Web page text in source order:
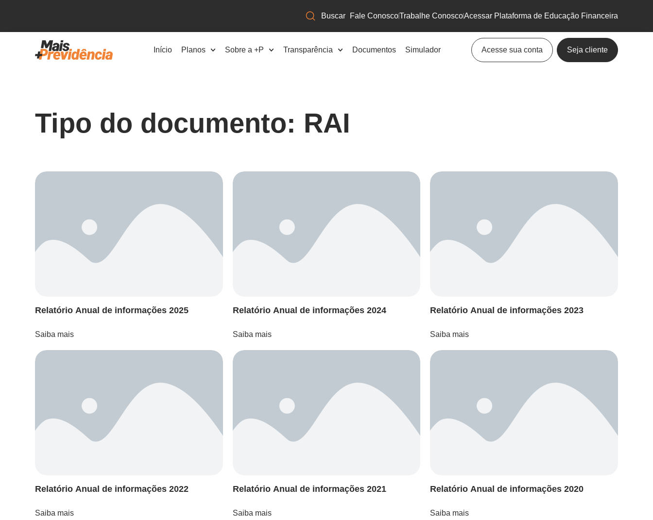
Fale ConoscoTrabalhe ConoscoAcessar Plataforma de Educação Financeira
Início Planos Sobre a +P Transparência Documentos Simulador Acesse sua conta Seja cliente
Tipo do documento: RAI
Relatório Anual de informações 2025
Saiba mais
Relatório Anual de informações 2024
Saiba mais
Relatório Anual de informações 2023
Saiba mais
Relatório Anual de informações 2022
Saiba mais
Relatório Anual de informações 2021
Saiba mais
Relatório Anual de informações 2020
Saiba mais